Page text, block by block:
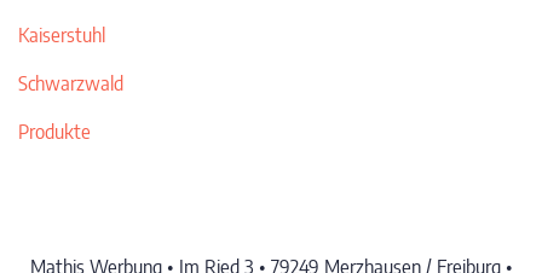
Kaiserstuhl
Schwarzwald
Produkte
Mathis Werbung • Im Ried 3 • 79249 Merzhausen / Freiburg •